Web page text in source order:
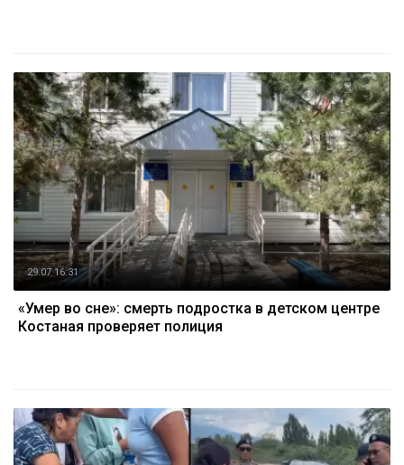
29.07 16:31
«Умер во сне»: смерть подростка в детском центре
Костаная проверяет полиция